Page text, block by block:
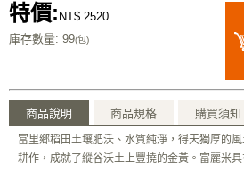
特價: NT$ 2520
庫存數量: 99(包)
商品說明 商品規格 購買須知
富里鄉稻田土壤肥沃、水質純淨，得天獨厚的
耕作，成就了縱谷沃土上豐撓的金黃。富麗米